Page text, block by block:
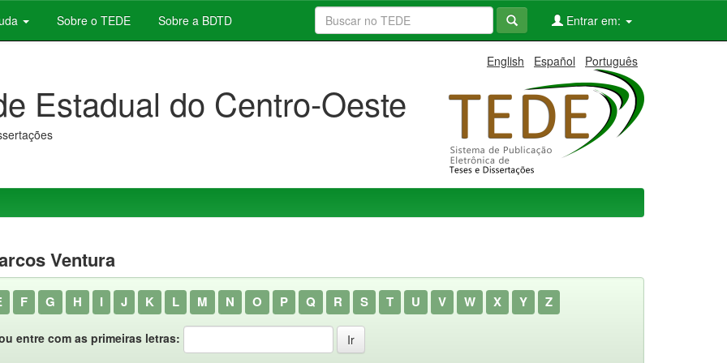
Sobre o TEDE Sobre a BDTD Entrar em:
English Español Português
Estadual do Centro-Oeste
Ventura
F G H I J K L M N O P Q R S T U V W X Y Z
entre com as primeiras letras: